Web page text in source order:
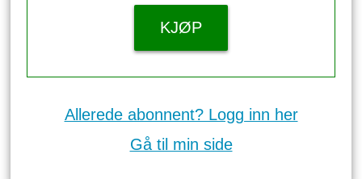
KJØP
Allerede abonnent? Logg inn her
Gå til min side